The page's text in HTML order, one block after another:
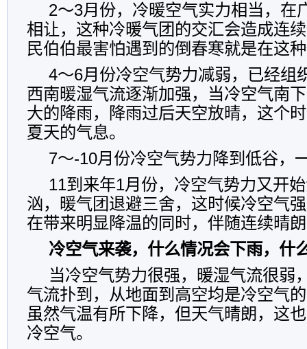
2～3月份，冷暖空气实力相当，在
相让，这种冷暖气团的交汇会造成连
民伯伯最害怕遇到的倒春寒就是在这
4～6月份冷空气势力减弱，已经组
西南暖湿气流逐渐加强，当冷空气南
大的降雨，降雨过后天空放晴，这个
夏天的气息。
7～-10月份冷空气势力降到低谷，
11到来年1月份，冷空气势力又开
汹，暖气团退避三舍，这时候冷空气
在带来明显降温的同时，伴随连续晴
冷空气来袭，什么情况会下雨，什
当冷空气势力很强，暖湿气流很弱
气流扑到，从地面到高空均是冷空气
虽然气温有所下降，但天气晴朗，这
冷空气。